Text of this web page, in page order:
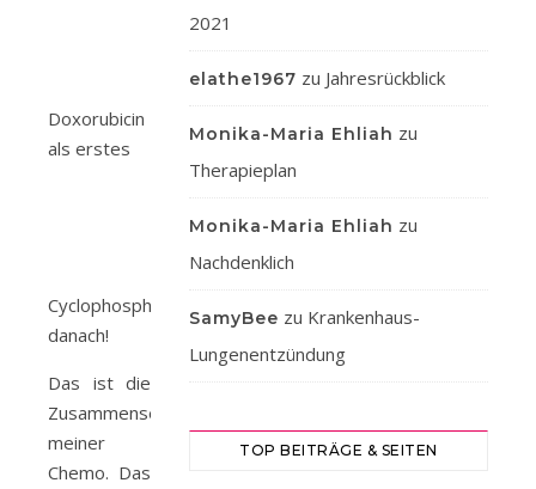
Doxorubicin
als erstes
Cyclophosphamid
danach!
Das ist die
Zusammensetzung
meiner
Chemo. Das
2021
elathe1967 zu Jahresrückblick
Monika-Maria Ehliah zu
Therapieplan
Monika-Maria Ehliah zu
Nachdenklich
SamyBee zu Krankenhaus-
Lungenentzündung
TOP BEITRÄGE & SEITEN